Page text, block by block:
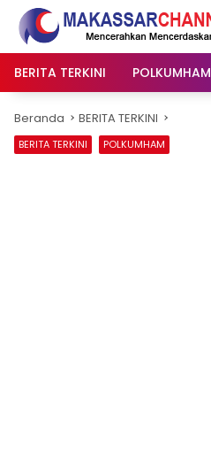
Langsung
konten
BERITA TERKINI
POLKUMHAM
Beranda BERITA TERKINI
BERITA TERKINI POLKUMHAM